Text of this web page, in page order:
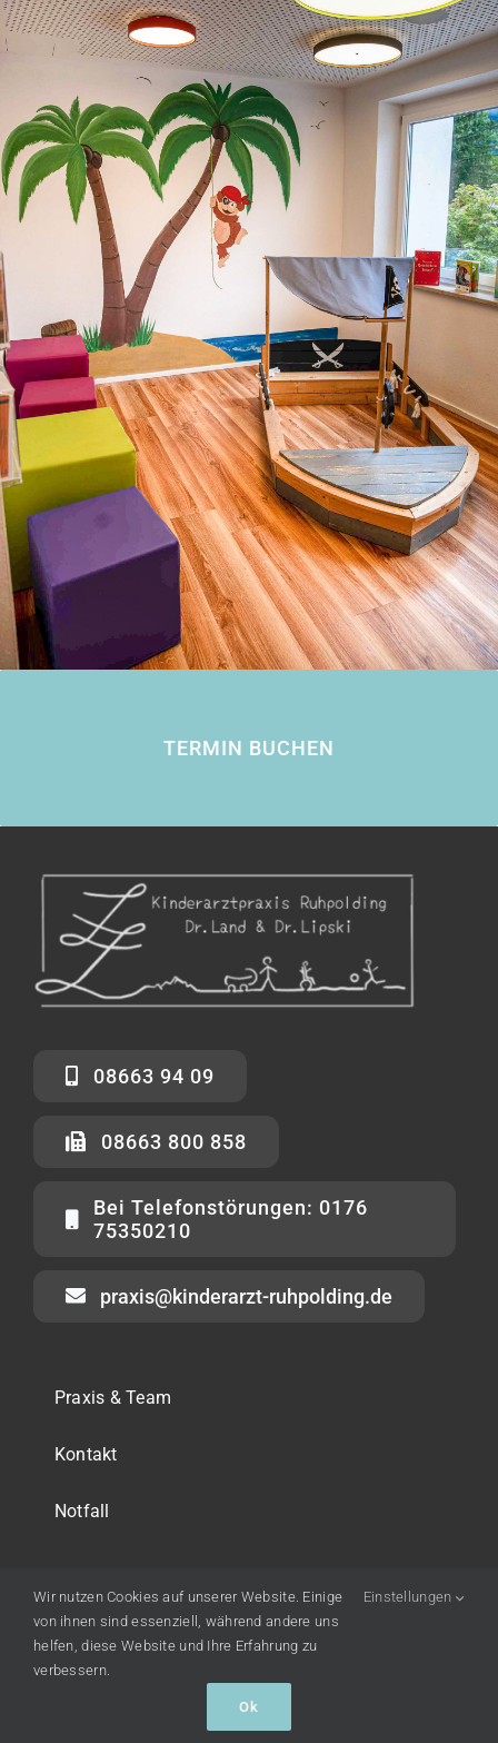
TERMIN BUCHEN
08663 94 09
08663 800 858
Bei Telefonstörungen: 0176
75350210
praxis@kinderarzt-ruhpolding.de
Praxis & Team
Kontakt
Notfall
© Kinderarzt Ruhpolding •Impressum•
Wir nutzen Cookies auf unserer Website. Einige
von ihnen sind essenziell, während andere uns
helfen, diese Website und Ihre Erfahrung zu
verbessern.
Einstellungen
Ok